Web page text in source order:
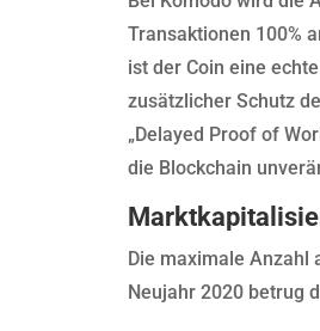
Transaktionen 100%
ist der Coin eine
zusätzlicher Schutz
„Delayed Proof of
die Blockchain
Die maximale Anzahl
Neujahr 2020 betrug